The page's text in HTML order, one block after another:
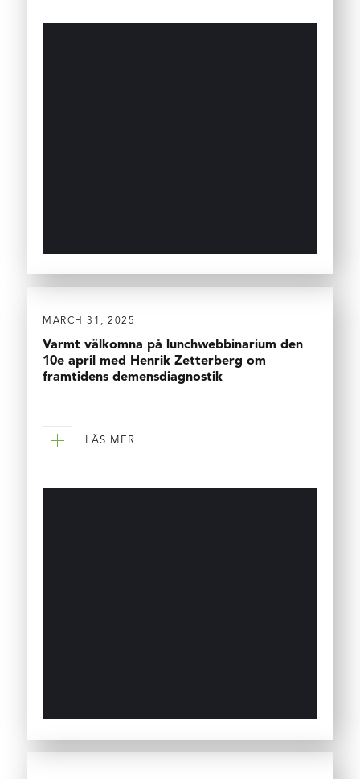
MARCH 31, 2025
Varmt välkomna på lunchwebbinarium den
10e april med Henrik Zetterberg om
framtidens demensdiagnostik
LÄS MER